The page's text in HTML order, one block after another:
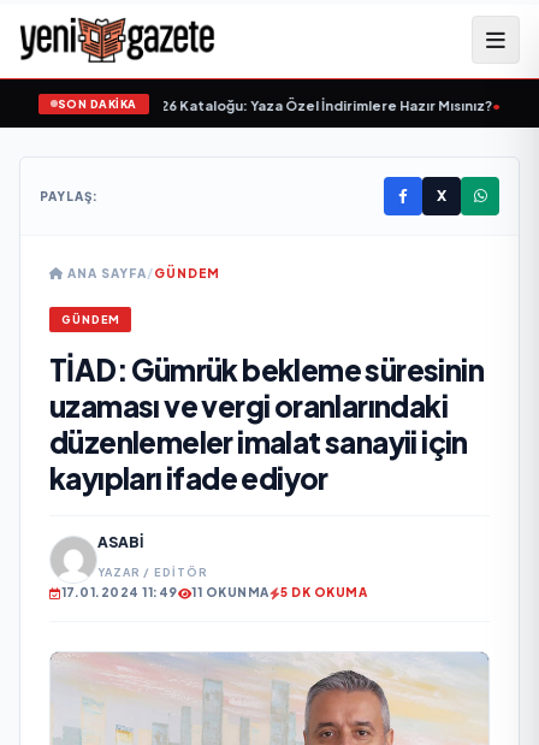
SON DAKİKA
24-30 Haziran 2026 Kataloğu: Yaza Özel İndirimlere Hazır Mısınız?• BİM'in
PAYLAŞ: X
ANA SAYFA/GÜNDEM
GÜNDEM
TİAD: Gümrük bekleme süresinin
uzaması ve vergi oranlarındaki
düzenlemeler imalat sanayii için
kayıpları ifade ediyor
ASABI
YAZAR / EDITÖR
17.01.2024 11:49 11 OKUNMA 5 DK OKUMA